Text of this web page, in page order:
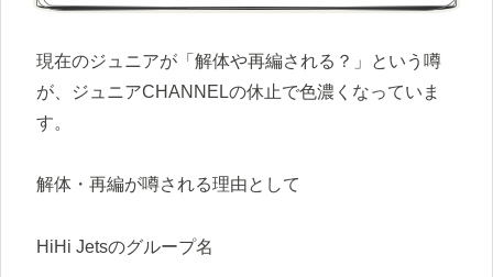
現在のジュニアが「解体や再編される？」という噂
が、ジュニアCHANNELの休止で色濃くなっていま
す。
解体・再編が噂される理由として
HiHi Jetsのグループ名